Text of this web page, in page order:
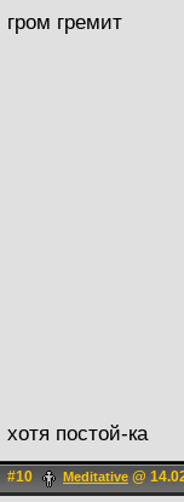
гром гремит
хотя постой-ка
#10 Meditative @